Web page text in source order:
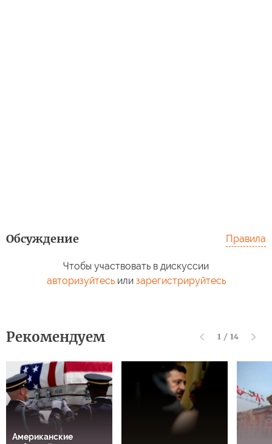
Обсуждение Правила
Чтобы участвовать в дискуссии
авторизуйтесьили зарегистрируйтесь
Рекомендуем 1 / 14
Американские